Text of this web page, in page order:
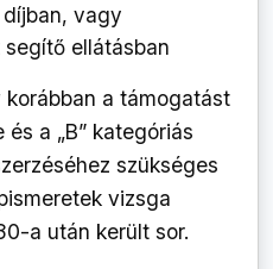
vagy
ellátásban
a támogatást
a „B” kategóriás
szükséges
vizsga
a után került sor.